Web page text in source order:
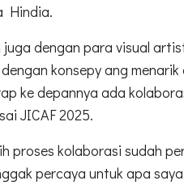
Hindia.
dengan para visual
konsepy ang
ke depannya ada
JICAF 2025.
proses kolaborasi sudah
percaya untuk apa